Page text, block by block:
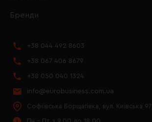
Бренди
+38 044 492 8603
+38 067 406 8679
+38 050 040 1324
info@eurobusiness.com.ua
Софіївська Борщагівка, вул. Київська 97